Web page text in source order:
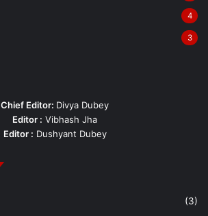
4
3
Chief Editor: Divya Dubey
Editor : Vibhash Jha
Editor : Dushyant Dubey
(3)